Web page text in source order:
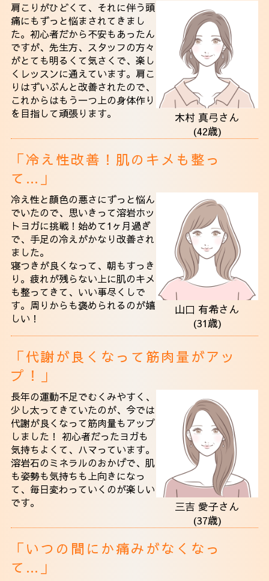
木村 真弓さん
(42歳)
肩こりがひどくて、それに伴う頭
痛にもずっと悩まされてきまし
た。初心者だから不安もあったん
ですが、先生方、スタッフの方々
がとても明るくて気さくで、楽し
くレッスンに通えています。肩こ
りはずいぶんと改善されたので、
これからはもう一つ上の身体作り
を目指して頑張ります。
「冷え性改善！肌のキメも整っ
て…」
山口 有希さん
(31歳)
冷え性と顔色の悪さにずっと悩ん
でいたので、思いきって溶岩ホッ
トヨガに挑戦！始めて1ヶ月過ぎ
で、手足の冷えがかなり改善され
ました。
寝つきが良くなって、朝もすっき
り。疲れが残らない上に肌のキメ
も整ってきて、いい事尽くしで
す。周りからも褒められるのが嬉
しい！
「代謝が良くなって筋肉量がアッ
プ！」
三吉 愛子さん
(37歳)
長年の運動不足でむくみやすく、
少し太ってきていたのが、今では
代謝が良くなって筋肉量もアップ
しました！ 初心者だったヨガも
気持ちよくて、ハマっています。
溶岩石のミネラルのおかげで、肌
も姿勢も気持ちも上向きになっ
て、毎日変わっていくのが楽しい
です。
「いつの間にか痛みがなくなっ
て…」